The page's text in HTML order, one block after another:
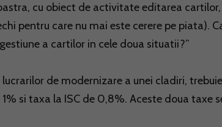
cu obiect de activitate editarea
pentru care nu mai este cerere pe piata).
a cartilor in cele doua situatii?”
lucrarilor de modernizare a unei cladiri,
si taxa la ISC de 0,8%. Aceste doua taxe